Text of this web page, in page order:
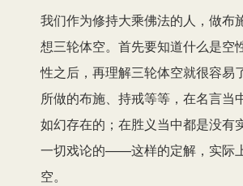
我们作为修持大乘佛法的人，做布
想三轮体空。首先要知道什么是空
性之后，再理解三轮体空就很容易
所做的布施、持戒等等，在名言当
如幻存在的；在胜义当中都是没有
一切戏论的——这样的定解，实际
空。